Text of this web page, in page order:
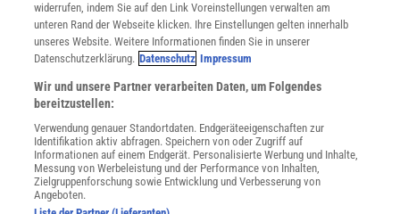
NACH OBEN
Für Sie im Spektrum-Shop und am Kiosk:
widerrufen, indem Sie auf den Link Voreinstellungen verwalten am
unteren Rand der Webseite klicken. Ihre Einstellungen gelten innerhalb
unseres Website. Weitere Informationen finden Sie in unserer
Datenschutzerklärung. Datenschutz Impressum
Wir und unsere Partner verarbeiten Daten, um Folgendes
bereitzustellen:
Verwendung genauer Standortdaten. Endgeräteeigenschaften zur
Identifikation aktiv abfragen. Speichern von oder Zugriff auf
Informationen auf einem Endgerät. Personalisierte Werbung und Inhalte,
Messung von Werbeleistung und der Performance von Inhalten,
Zielgruppenforschung sowie Entwicklung und Verbesserung von
Angeboten.